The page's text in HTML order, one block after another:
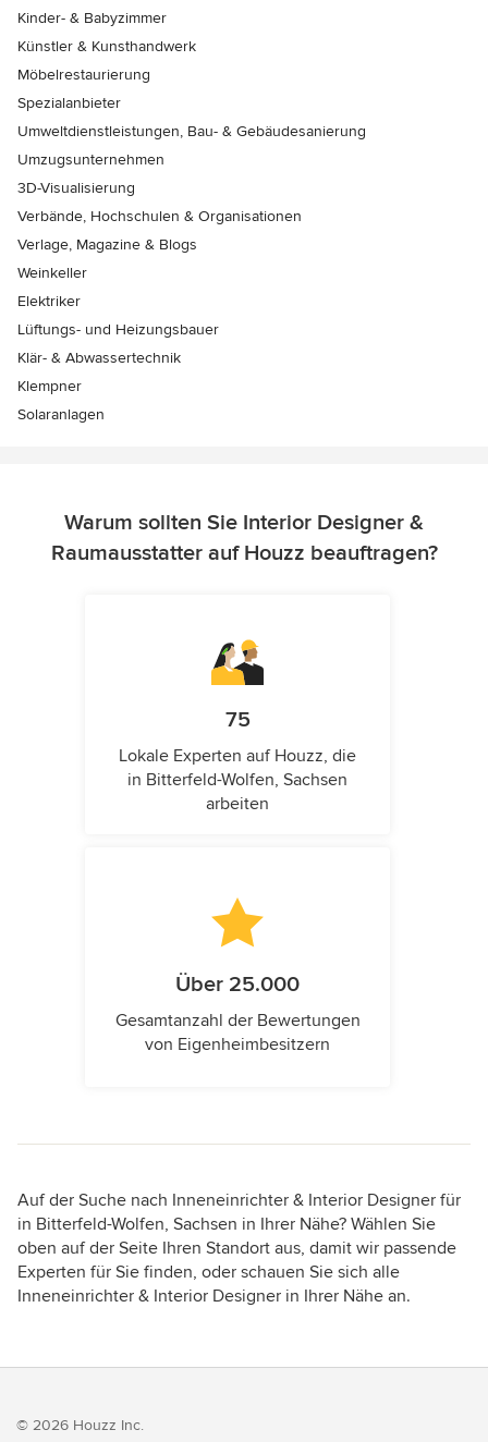
Kinder- & Babyzimmer
Künstler & Kunsthandwerk
Möbelrestaurierung
Spezialanbieter
Umweltdienstleistungen, Bau- & Gebäudesanierung
Umzugsunternehmen
3D-Visualisierung
Verbände, Hochschulen & Organisationen
Verlage, Magazine & Blogs
Weinkeller
Elektriker
Lüftungs- und Heizungsbauer
Klär- & Abwassertechnik
Klempner
Solaranlagen
Warum sollten Sie Interior Designer &
Raumausstatter auf Houzz beauftragen?
75
Lokale Experten auf Houzz, die
in Bitterfeld-Wolfen, Sachsen
arbeiten
Über 25.000
Gesamtanzahl der Bewertungen
von Eigenheimbesitzern
Auf der Suche nach Inneneinrichter & Interior Designer für
in Bitterfeld-Wolfen, Sachsen in Ihrer Nähe? Wählen Sie
oben auf der Seite Ihren Standort aus, damit wir passende
Experten für Sie finden, oder schauen Sie sich alle
Inneneinrichter & Interior Designer in Ihrer Nähe an.
© 2026 Houzz Inc.